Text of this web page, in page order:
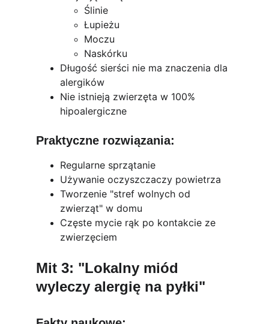
Ślinie
Łupieżu
Moczu
Naskórku
Długość sierści nie ma znaczenia dla
alergików
Nie istnieją zwierzęta w 100%
hipoalergiczne
Praktyczne rozwiązania:
Regularne sprzątanie
Używanie oczyszczaczy powietrza
Tworzenie "stref wolnych od
zwierząt" w domu
Częste mycie rąk po kontakcie ze
zwierzęciem
Mit 3: "Lokalny miód
wyleczy alergię na pyłki"